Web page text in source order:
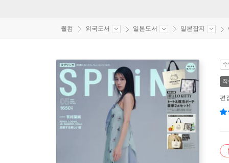
웰컴 외국도서 일본도서 일본잡지
편